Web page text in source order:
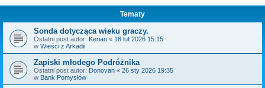
Tematy
Sonda dotycząca wieku graczy.
Ostatni post autor: Kerian « 18 lut 2026 15:15
w Wieści z Arkadii
Zapiski młodego Podróżnika
Ostatni post autor: Donovan « 26 sty 2026 19:35
w Bank Pomysłów